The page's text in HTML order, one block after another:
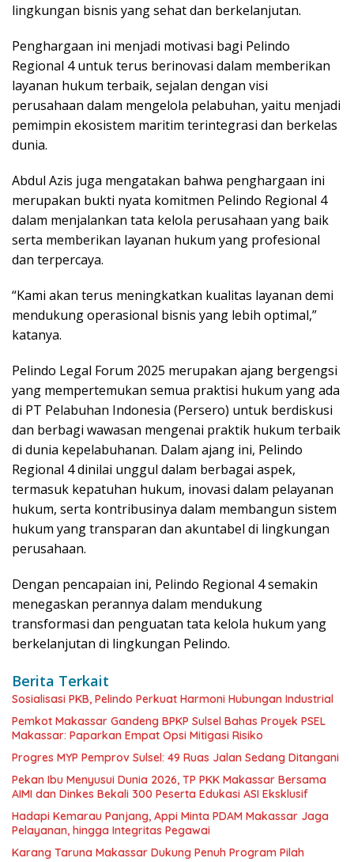
lingkungan bisnis yang sehat dan berkelanjutan.
Penghargaan ini menjadi motivasi bagi Pelindo
Regional 4 untuk terus berinovasi dalam memberikan
layanan hukum terbaik, sejalan dengan visi
perusahaan dalam mengelola pelabuhan, yaitu menjadi
pemimpin ekosistem maritim terintegrasi dan berkelas
dunia.
Abdul Azis juga mengatakan bahwa penghargaan ini
merupakan bukti nyata komitmen Pelindo Regional 4
dalam menjalankan tata kelola perusahaan yang baik
serta memberikan layanan hukum yang profesional
dan terpercaya.
“Kami akan terus meningkatkan kualitas layanan demi
mendukung operasional bisnis yang lebih optimal,”
katanya.
Pelindo Legal Forum 2025 merupakan ajang bergengsi
yang mempertemukan semua praktisi hukum yang ada
di PT Pelabuhan Indonesia (Persero) untuk berdiskusi
dan berbagi wawasan mengenai praktik hukum terbaik
di dunia kepelabuhanan. Dalam ajang ini, Pelindo
Regional 4 dinilai unggul dalam berbagai aspek,
termasuk kepatuhan hukum, inovasi dalam pelayanan
hukum, serta kontribusinya dalam membangun sistem
hukum yang transparan dan akuntabel di lingkungan
perusahaan.
Dengan pencapaian ini, Pelindo Regional 4 semakin
menegaskan perannya dalam mendukung
transformasi dan penguatan tata kelola hukum yang
berkelanjutan di lingkungan Pelindo.
Berita Terkait
Sosialisasi PKB, Pelindo Perkuat Harmoni Hubungan Industrial
Pemkot Makassar Gandeng BPKP Sulsel Bahas Proyek PSEL
Makassar: Paparkan Empat Opsi Mitigasi Risiko
Progres MYP Pemprov Sulsel: 49 Ruas Jalan Sedang Ditangani
Pekan Ibu Menyusui Dunia 2026, TP PKK Makassar Bersama
AIMI dan Dinkes Bekali 300 Peserta Edukasi ASI Eksklusif
Hadapi Kemarau Panjang, Appi Minta PDAM Makassar Jaga
Pelayanan, hingga Integritas Pegawai
Karang Taruna Makassar Dukung Penuh Program Pilah